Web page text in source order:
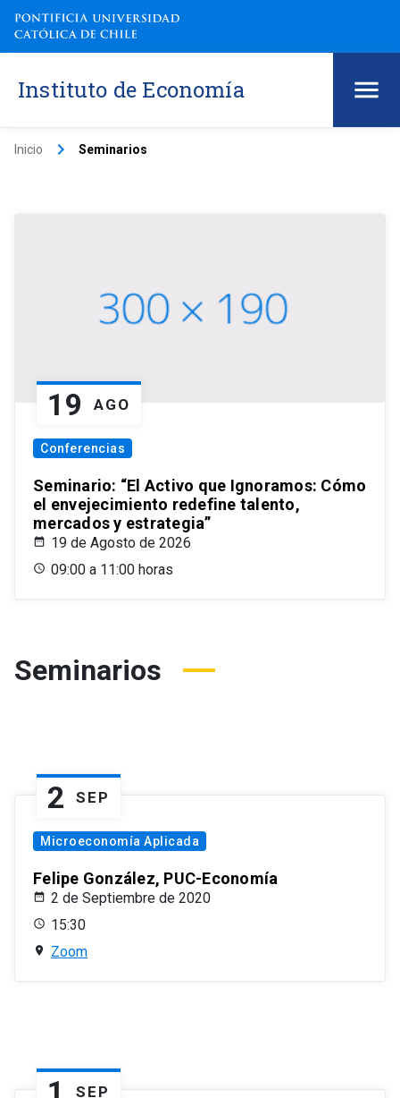
Instituto de Economía
Inicio keyboard_arrow_right Seminarios
19 AGO
Conferencias
Seminario: “El Activo que Ignoramos: Cómo
el envejecimiento redefine talento,
mercados y estrategia”
19 de Agosto de 2026
09:00 a 11:00 horas
Seminarios
2 SEP
Microeconomía Aplicada
Felipe González, PUC-Economía
2 de Septiembre de 2020
15:30
Zoom
SEP